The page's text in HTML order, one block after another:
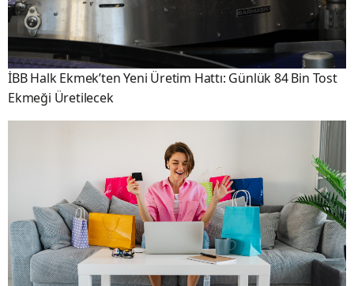
İBB Halk Ekmek’ten Yeni Üretim Hattı: Günlük 84 Bin Tost
Ekmeği Üretilecek